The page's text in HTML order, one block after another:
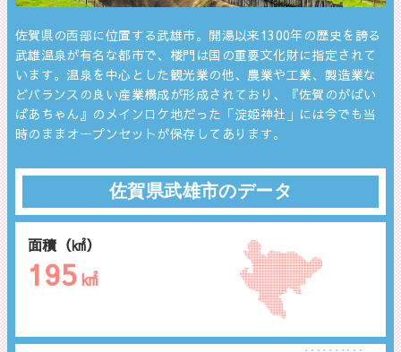
佐賀県の西部に位置する武雄市。開湯以来1300年の歴史を誇る
武雄温泉が有名な都市で、楼門は国の重要文化財に指定されて
います。温泉を中心とした観光業の他、農業や工業、製造業な
どバランスの良い産業構成が形成されており、『佐賀のがばい
ばあちゃん』のメインロケ地だった「淀姫神社」には今でも当
時のままオープンセットが保存してあります。
面積（㎢）
195 ㎢
佐賀県武雄市のデータ